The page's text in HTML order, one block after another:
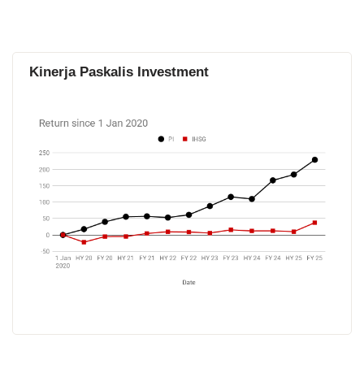
Kinerja Paskalis Investment